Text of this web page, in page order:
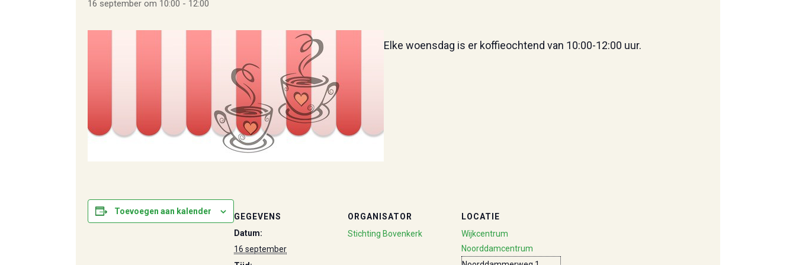
16 september om 10:00 - 12:00
Elke woensdag is er koffieochtend van 10:00-12:00 uur.
Toevoegen aan kalender
GEGEVENS
Datum:
16 september
ORGANISATOR
Stichting Bovenkerk
LOCATIE
Wijkcentrum
Noorddamcentrum